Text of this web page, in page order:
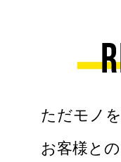
ただモノ
お客様と